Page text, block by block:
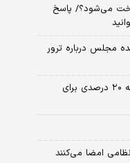
می‌شود؟/ پاسخ
مجلس درباره ترور
جزئیاتی از طرح راهبردی امنیت تنگه هرمز/جریمه ۲۰ درصدی برای